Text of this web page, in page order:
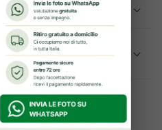
le condizioni del
Soddisfatte ed